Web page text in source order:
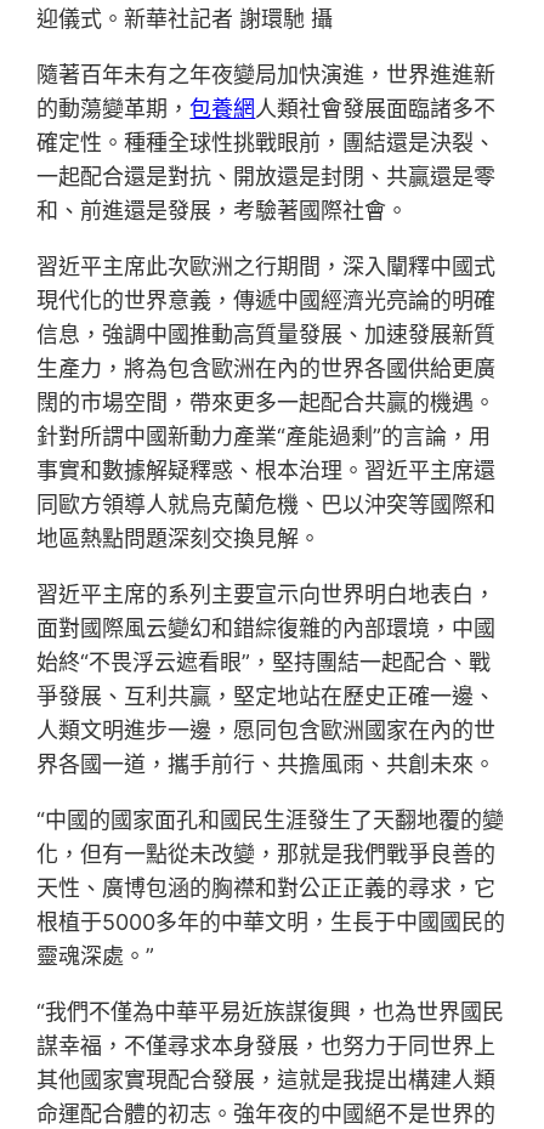
迎儀式。新華社記者 謝環馳 攝
隨著百年未有之年夜變局加快演進，世界進進新
的動蕩變革期，包養網人類社會發展面臨諸多不
確定性。種種全球性挑戰眼前，團結還是決裂、
一起配合還是對抗、開放還是封閉、共贏還是零
和、前進還是發展，考驗著國際社會。
習近平主席此次歐洲之行期間，深入闡釋中國式
現代化的世界意義，傳遞中國經濟光亮論的明確
信息，強調中國推動高質量發展、加速發展新質
生產力，將為包含歐洲在內的世界各國供給更廣
闊的市場空間，帶來更多一起配合共贏的機遇。
針對所謂中國新動力產業“產能過剩”的言論，用
事實和數據解疑釋惑、根本治理。習近平主席還
同歐方領導人就烏克蘭危機、巴以沖突等國際和
地區熱點問題深刻交換見解。
習近平主席的系列主要宣示向世界明白地表白，
面對國際風云變幻和錯綜復雜的內部環境，中國
始終“不畏浮云遮看眼”，堅持團結一起配合、戰
爭發展、互利共贏，堅定地站在歷史正確一邊、
人類文明進步一邊，愿同包含歐洲國家在內的世
界各國一道，攜手前行、共擔風雨、共創未來。
“中國的國家面孔和國民生涯發生了天翻地覆的變
化，但有一點從未改變，那就是我們戰爭良善的
天性、廣博包涵的胸襟和對公正正義的尋求，它
根植于5000多年的中華文明，生長于中國國民的
靈魂深處。”
“我們不僅為中華平易近族謀復興，也為世界國民
謀幸福，不僅尋求本身發展，也努力于同世界上
其他國家實現配合發展，這就是我提出構建人類
命運配合體的初志。強年夜的中國絕不是世界的